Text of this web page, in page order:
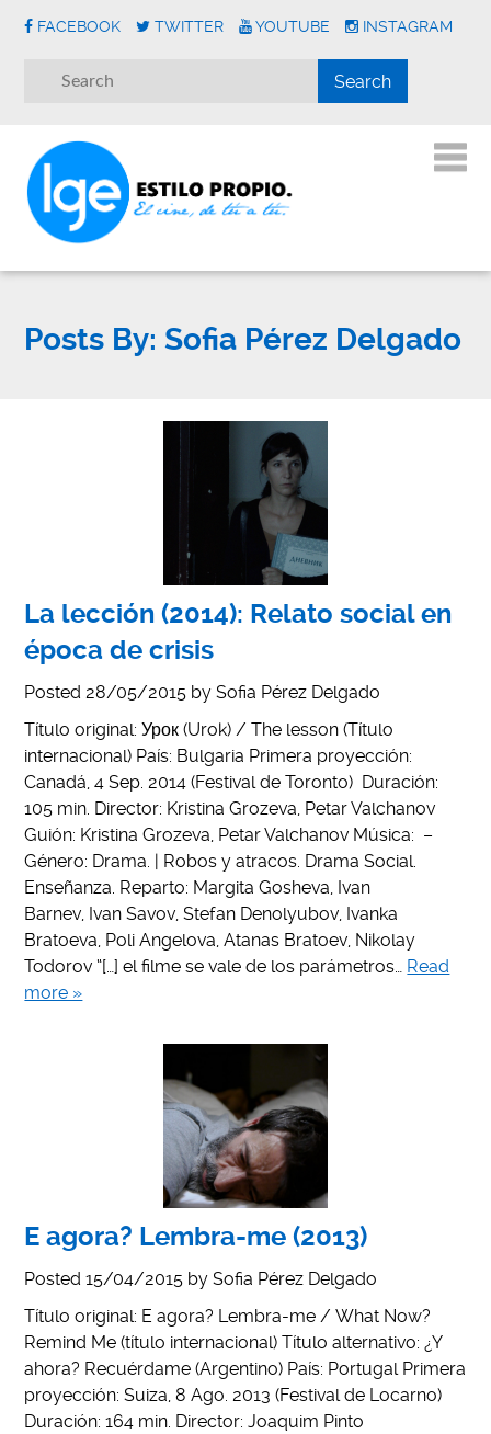
FACEBOOK TWITTER YOUTUBE INSTAGRAM
Posts By: Sofia Pérez Delgado
La lección (2014): Relato social en
época de crisis
Posted 28/05/2015 bySofia Pérez Delgado
Título original: Урок (Urok) / The lesson (Título
internacional) País: Bulgaria Primera proyección:
Canadá, 4 Sep. 2014 (Festival de Toronto) Duración:
105 min. Director: Kristina Grozeva, Petar Valchanov
Guión: Kristina Grozeva, Petar Valchanov Música: –
Género: Drama. | Robos y atracos. Drama Social.
Enseñanza. Reparto: Margita Gosheva, Ivan
Barnev, Ivan Savov, Stefan Denolyubov, Ivanka
Bratoeva, Poli Angelova, Atanas Bratoev, Nikolay
Todorov “[…] el filme se vale de los parámetros… Read
more »
E agora? Lembra-me (2013)
Posted15/04/2015 bySofia Pérez Delgado
Título original: E agora? Lembra-me / What Now?
Remind Me (título internacional) Título alternativo: ¿Y
ahora? Recuérdame (Argentino) País: Portugal Primera
proyección: Suiza, 8 Ago. 2013 (Festival de Locarno)
Duración: 164 min. Director: Joaquim Pinto